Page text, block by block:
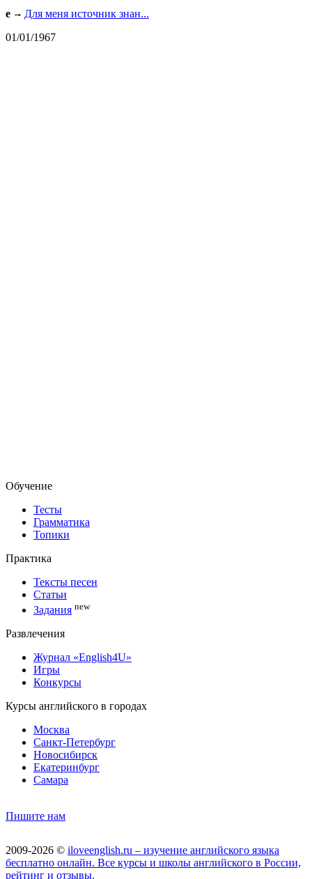
e
Для меня источник знан...
01/01/1967
Обучение
Тесты
Грамматика
Топики
Практика
Тексты песен
Статьи
Задания new
Развлечения
Журнал «English4U»
Игры
Конкурсы
Курсы английского в городах
Москва
Санкт-Петербург
Новосибирск
Екатеринбург
Самара
Пишите нам
2009-2026 © iloveenglish.ru – изучение английского языка
бесплатно онлайн. Все курсы и школы английского в России,
рейтинг и отзывы.